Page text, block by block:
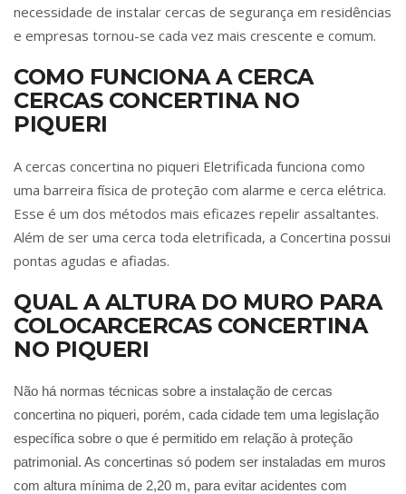
necessidade de instalar cercas de segurança em residências
e empresas tornou-se cada vez mais crescente e comum.
COMO FUNCIONA A CERCA
CERCAS CONCERTINA NO
PIQUERI
A cercas concertina no piqueri Eletrificada funciona como
uma barreira física de proteção com alarme e cerca elétrica.
Esse é um dos métodos mais eficazes repelir assaltantes.
Além de ser uma cerca toda eletrificada, a Concertina possui
pontas agudas e afiadas.
QUAL A ALTURA DO MURO PARA
COLOCARCERCAS CONCERTINA
NO PIQUERI
Não há normas técnicas sobre a instalação de cercas
concertina no piqueri, porém, cada cidade tem uma legislação
específica sobre o que é permitido em relação à proteção
patrimonial. As concertinas só podem ser instaladas em muros
com altura mínima de 2,20 m, para evitar acidentes com